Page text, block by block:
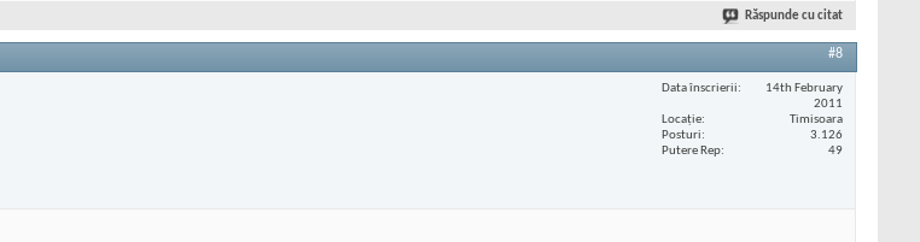
Răspunde cu citat
#8
Data înscrierii
14th February
2011
Locaţie
Timisoara
Posturi
3.126
Putere Rep
49